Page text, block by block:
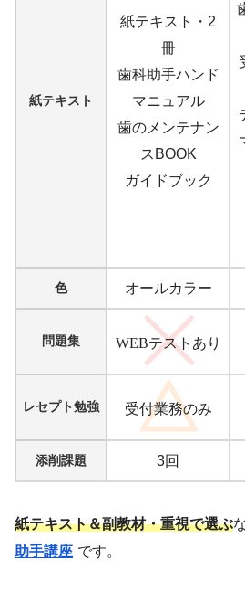
紙テキスト
紙テキスト・2
冊
歯科助手ハンド
マニュアル
歯のメンテナン
スBOOK
ガイドブック
色 オールカラー
問題集 WEBテストあり
レセプト勉強 受付業務のみ
添削課題 3回
紙テキスト＆副教材・重視で選ぶ
助手講座 です。